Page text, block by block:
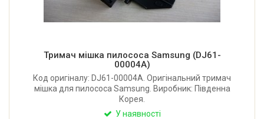
Тримач мішка пилососа Samsung (DJ61-
00004A)
Код оригіналу: DJ61-00004A. Оригінальний тримач
мішка для пилососа Samsung. Виробник: Південна
Корея.
У наявності